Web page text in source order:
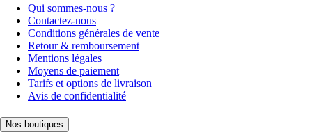
Qui sommes-nous ?
Contactez-nous
Conditions générales de vente
Retour & remboursement
Mentions légales
Moyens de paiement
Tarifs et options de livraison
Avis de confidentialité
Nos boutiques